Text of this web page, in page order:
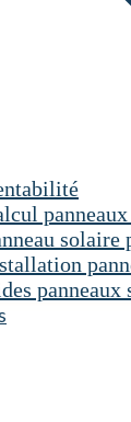
solaire
panneaux